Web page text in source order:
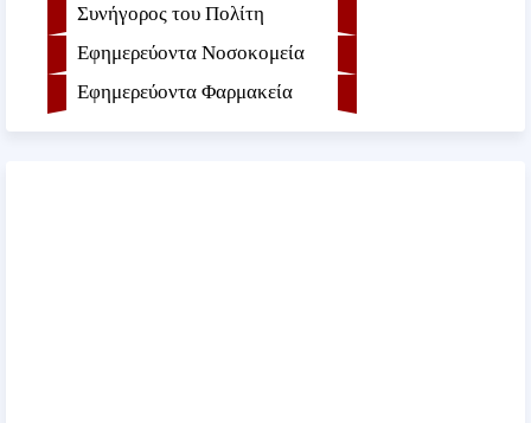
Συνήγορος του Πολίτη
Εφημερεύοντα Νοσοκομεία
Εφημερεύοντα Φαρμακεία